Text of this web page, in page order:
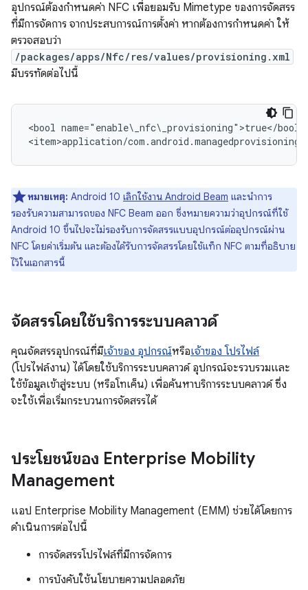
อุปกรณ์ต้องกำหนดค่า NFC เพื่อยอมรับ Mimetype ของการจัดสรร
ที่มีการจัดการ จากประสบการณ์การตั้งค่า หากต้องการกำหนดค่า ให้
ตรวจสอบว่า
/packages/apps/Nfc/res/values/provisioning.xml
มีบรรทัดต่อไปนี้
<bool name="enable\_nfc\_provisioning">true</bool>
หมายเหตุ: Android 10 เลิกใช้งาน Android Beam และนำการ
รองรับความสามารถของ NFC Beam ออก ซึ่งหมายความว่าอุปกรณ์ที่ใช้
Android 10 ขึ้นไปจะไม่รองรับการจัดสรรแบบอุปกรณ์ต่ออุปกรณ์ผ่าน
NFC โดยค่าเริ่มต้น และต้องได้รับการจัดสรรโดยใช้แท็ก NFC ตามที่อธิบาย
ไว้ในเอกสารนี้
จัดสรรโดยใช้บริการระบบคลาวด์
คุณจัดสรรอุปกรณ์ที่มีเจ้าของ อุปกรณ์หรือเจ้าของ โปรไฟล์
(โปรไฟล์งาน) ได้โดยใช้บริการระบบคลาวด์ อุปกรณ์จะรวบรวมและ
ใช้ข้อมูลเข้าสู่ระบบ (หรือโทเค็น) เพื่อค้นหาบริการระบบคลาวด์ ซึ่ง
จะใช้เพื่อเริ่มกระบวนการจัดสรรได้
ประโยชน์ของ Enterprise Mobility
Management
แอป Enterprise Mobility Management (EMM) ช่วยได้โดยการ
ดำเนินการต่อไปนี้
การจัดสรรโปรไฟล์ที่มีการจัดการ
การบังคับใช้นโยบายความปลอดภัย